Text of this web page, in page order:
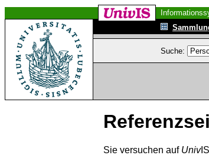
Suche:
Sie versuchen auf Univ